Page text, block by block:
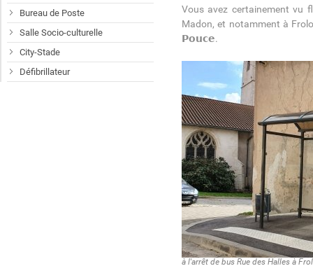
Vous avez certainement vu
Madon, et notamment à
𝗣𝗼𝘂𝗰𝗲.
à l'arrêt de bus Rue des Halles à
Bureau de Poste
Salle Socio-culturelle
City-Stade
Défibrillateur